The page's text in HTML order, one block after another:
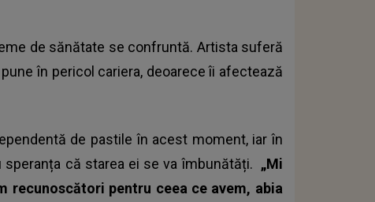
de sănătate se confruntă. Artista suferă
în pericol cariera, deoarece îi afectează
de pastile în acest moment, iar în
că starea ei se va îmbunătăți. „Mi
recunoscători pentru ceea ce avem, abia